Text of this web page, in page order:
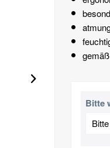
Bitte